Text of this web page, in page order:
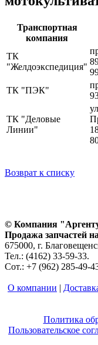
Транспортная
компания
ТК
"Желдоэкспедиция"
ТК "ПЭК"
ТК "Деловые
Линии"
Возврат к списку
© Компания
Продажа запчастей
675000, г.
Тел.: (4162) 33-59-33.
Сот.: +7 (962) 285-49-
О компании |
Политика
Пользовательское